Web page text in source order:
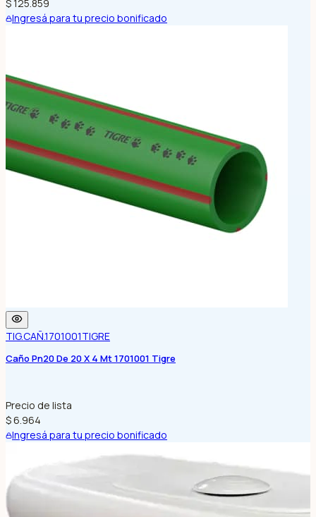
$ 125.859
Ingresá para tu precio bonificado
TIG.CAÑ.1701001TIGRE
Caño Pn20 De 20 X 4 Mt 1701001 Tigre
Precio de lista
$ 6.964
Ingresá para tu precio bonificado